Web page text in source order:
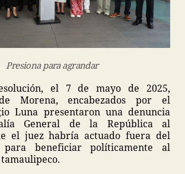
Presiona para agrandar
el 7 de mayo de 2025,
Morena, encabezados por el
Luna presentaron una denuncia
General de la República al
el juez habría actuado fuera del
beneficiar políticamente al